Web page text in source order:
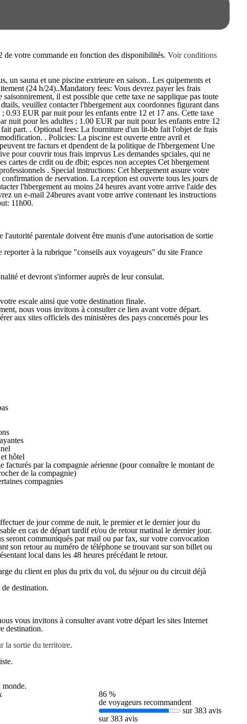
de votre commande en fonction des disponibilités. Voir conditions
un sauna et une piscine extrieure en saison.. Les quipements et
(24 h/24)..Mandatory fees: Vous devrez payer les frais
il est possible que cette taxe ne sapplique pas toute
veuillez contacter l'hbergement aux coordonnes figurant dans
EUR par nuit pour les enfants entre 12 et 17 ans. Cette taxe
nuit pour les adultes ; 1.00 EUR par nuit pour les enfants entre 12
part. . Optional fees: La fourniture d'un lit-bb fait l'objet de frais
. Policies: La piscine est ouverte entre avril et
tre facturs et dpendent de la politique de l'hbergement Une
pour couvrir tous frais imprvus Les demandes spciales, qui ne
cartes de crdit ou de dbit; espces non acceptes Cet hbergement
. Special instructions: Cet hbergement assure votre
de rservation. La rception est ouverte tous les jours de
l'hbergement au moins 24 heures avant votre arrive l'aide des
un e-mail 24heures avant votre arrive contenant les instructions
11h00.
l'autorité parentale doivent être munis d'une autorisation de sortie
reporter à la rubrique "conseils aux voyageurs" du site France
et devront s'informer auprès de leur consulat.
escale ainsi que votre destination finale.
nous vous invitons à consulter ce lien avant votre départ.
aux sites officiels des ministères des pays concernés pour les
hôtel
facturés par la compagnie aérienne (pour connaître le montant de
de la compagnie)
compagnies
de jour comme de nuit, le premier et le dernier jour du
en cas de départ tardif et/ou de retour matinal le dernier jour.
seront communiqués par mail ou par fax, sur votre convocation
son retour au numéro de téléphone se trouvant sur son billet ou
local dans les 48 heures précédant le retour.
du client en plus du prix du vol, du séjour ou du circuit déjà
destination.
vous invitons à consulter avant votre départ les sites Internet
destination.
la sortie du territoire.
monde.
86 %
de voyageurs recommandent
sur 383 avis
sur 383 avis